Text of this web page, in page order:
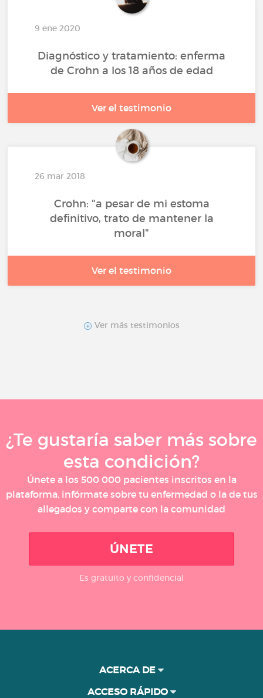
9 ene 2020
Diagnóstico y tratamiento: enferma
de Crohn a los 18 años de edad
Ver el testimonio
26 mar 2018
Crohn: "a pesar de mi estoma
definitivo, trato de mantener la
moral"
Ver el testimonio
Ver más testimonios
¿Te gustaría saber más sobre
esta condición?
Únete a los 500 000 pacientes inscritos en la
plataforma, infórmate sobre tu enfermedad o la de tus
allegados y comparte con la comunidad
ÚNETE
Es gratuito y confidencial
ACERCA DE
ACCESO RÁPIDO